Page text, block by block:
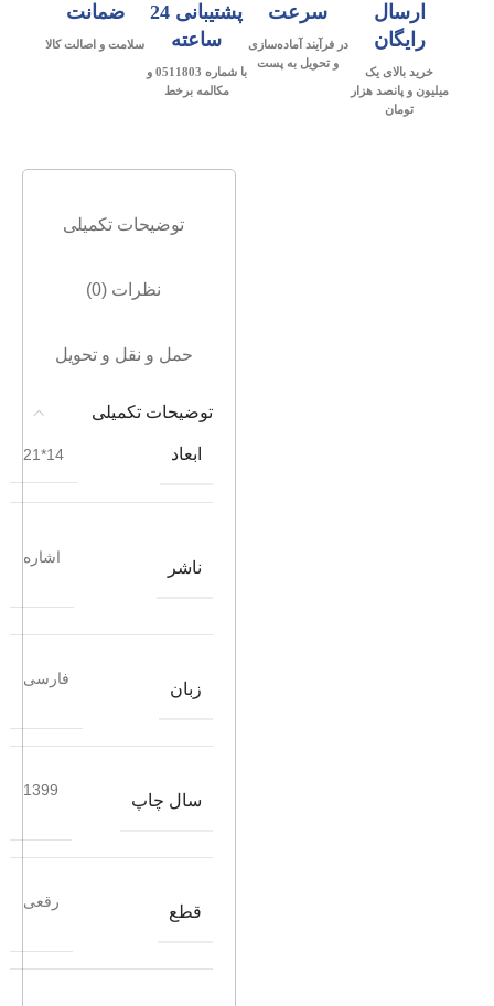
ارسال
رایگان
خرید بالای یک
میلیون و پانصد هزار
تومان
سرعت
در فرآیند آماده‌سازی
و تحویل به پست
پشتیبانی 24
ساعته
با شماره 0511803 و
مکالمه برخط
ضمانت
سلامت و اصالت کالا
توضیحات تکمیلی
نظرات (0)
حمل و نقل و تحویل
توضیحات تکمیلی
ابعاد 14*21
ناشر
اشاره
زبان
فارسی
سال چاپ
1399
قطع
رقعی